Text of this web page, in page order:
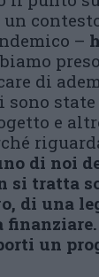
–
di
sono
e
di noi
si tratta
di una
un